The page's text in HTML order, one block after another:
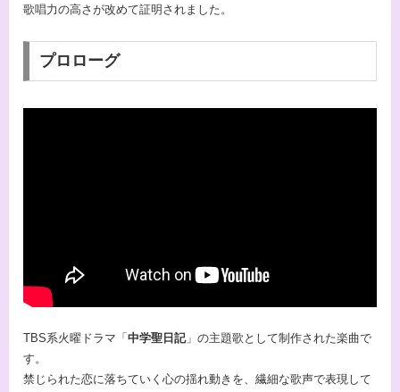
歌唱力の高さが改めて証明されました。
プロローグ
TBS系火曜ドラマ「 中学聖日記」の主題歌として制作された楽曲で
す。
禁じられた恋に落ちていく心の揺れ動きを、繊細な歌声で表現して